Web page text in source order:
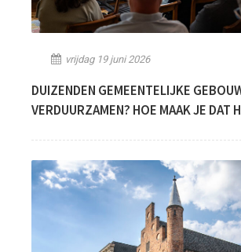
vrijdag 19 juni 2026
DUIZENDEN GEMEENTELIJKE
VERDUURZAMEN? HOE MAAK JE DAT